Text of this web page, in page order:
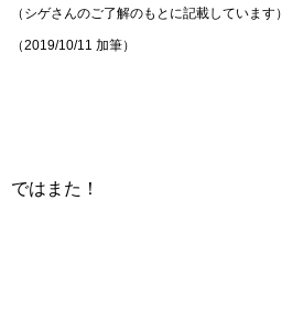
（シゲさんのご了解のもとに記載しています）
（2019/10/11 加筆）
ではまた！